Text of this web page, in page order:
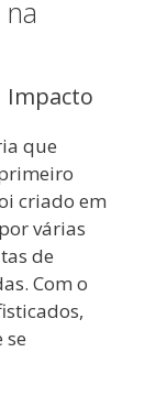
Impacto
que
criado em
várias
de
Com o
se